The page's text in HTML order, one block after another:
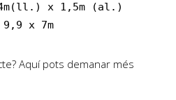
x 1,5m (al.)
x 7m
Aquí pots demanar més